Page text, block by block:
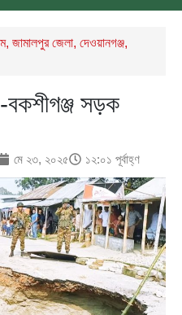
, জামালপুর জেলা, দেওয়ানগঞ্জ,
বকশীগঞ্জ সড়ক
মে ২৩, ২০২৫ ১২:০১ পূর্বাহ্ণ